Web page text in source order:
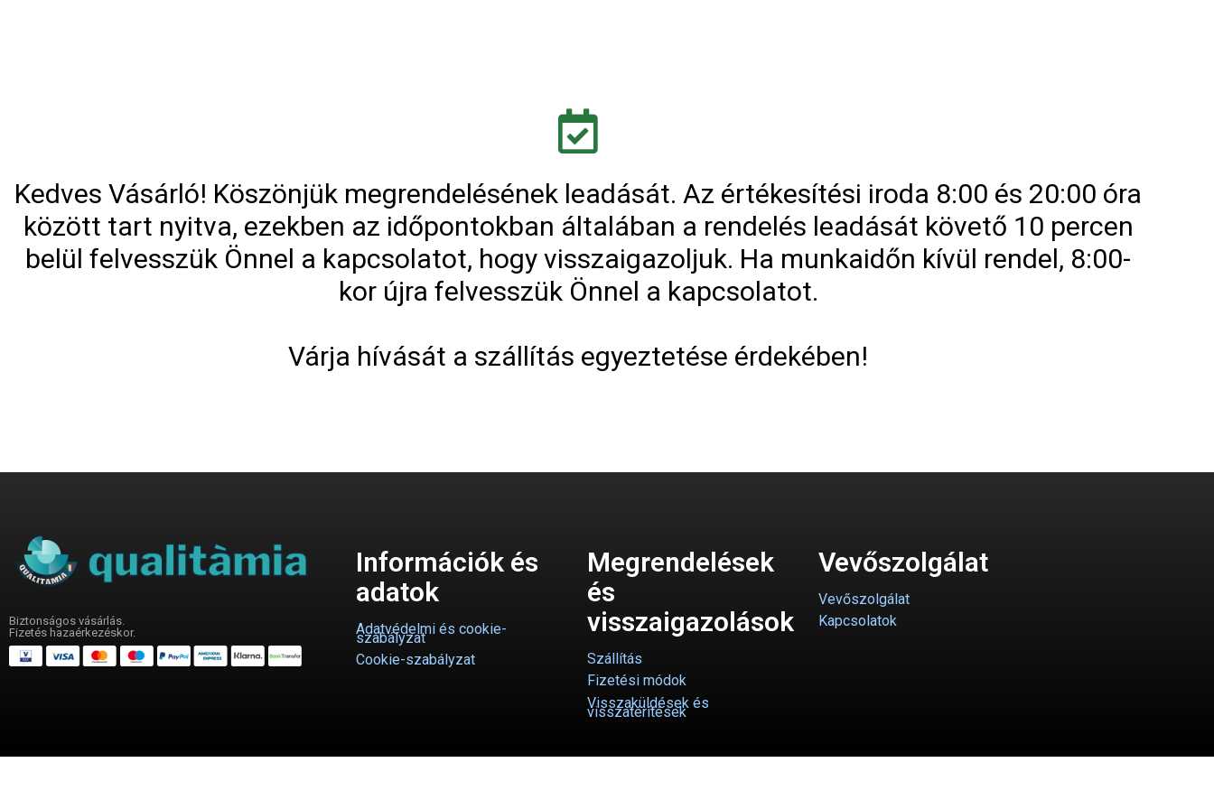
Kedves Vásárló! Köszönjük megrendelésének leadását. Az értékesítési iroda 8:00 és 20:00 óra
között tart nyitva, ezekben az időpontokban általában a rendelés leadását követő 10 percen
belül felvesszük Önnel a kapcsolatot, hogy visszaigazoljuk. Ha munkaidőn kívül rendel, 8:00-
kor újra felvesszük Önnel a kapcsolatot.
Várja hívását a szállítás egyeztetése érdekében!
Biztonságos vásárlás.
Fizetés hazaérkezéskor.
Információk és
adatok
Adatvédelmi és cookie-
szabályzat
Cookie-szabályzat
Megrendelések
és
visszaigazolások
Szállítás
Fizetési módok
Visszaküldések és
visszatérítések
Vevőszolgálat
Vevőszolgálat
Kapcsolatok